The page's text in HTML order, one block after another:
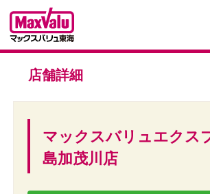
店舗詳細
マックスバリュエクス
島加茂川店